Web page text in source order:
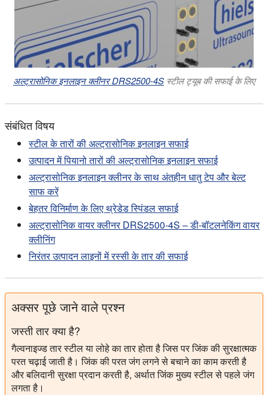
अल्ट्रासोनिक इनलाइन क्लीनर DRS2500-4S स्टील ट्यूब की सफाई के लिए
संबंधित विषय
स्टील के तारों की अल्ट्रासोनिक इनलाइन सफाई
उत्पादन में पियानो तारों की अल्ट्रासोनिक इनलाइन सफाई
अल्ट्रासोनिक इनलाइन क्लीनर के साथ अंतहीन धातु टेप और बेल्ट
साफ करें
बेहतर विनिर्माण के लिए थ्रेडेड स्पिंडल सफाई
अल्ट्रासोनिक वायर क्लीनर DRS2500-4S – डी-बॉटलनेकिंग वायर
क्लीनिंग
निरंतर उत्पादन लाइनों में रस्सी के तार की सफाई
अक्सर पूछे जाने वाले प्रश्न
जस्ती तार क्या है?
गैल्वनाइज्ड तार स्टील या लोहे का तार होता है जिस पर जिंक की सुरक्षात्मक
परत चढ़ाई जाती है। जिंक की परत जंग लगने से बचाने का काम करती है
और बलिदानी सुरक्षा प्रदान करती है, अर्थात जिंक मुख्य स्टील से पहले जंग
लगता है।